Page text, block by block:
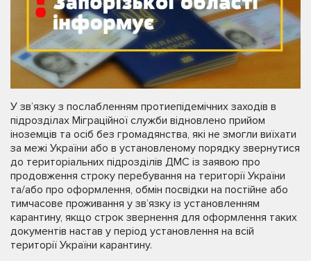
У зв’язку з послабленням протиепідемічних заходів в
підрозділах Міграційної служби відновлено прийом
іноземців та осіб без громадянства, які не змогли виїхати
за межі України або в установленому порядку звернутися
до територіальних підрозділів ДМС із заявою про
продовження строку перебування на території України
та/або про оформлення, обмін посвідки на постійне або
тимчасове проживання у зв’язку із установленням
карантину, якщо строк звернення для оформлення таких
документів настав у період установлення на всій
території України карантину.